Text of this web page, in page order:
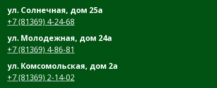
ул. Солнечная, дом 25а
+7 (81369) 4-24-68
ул. Молодежная, дом 24а
+7 (81369) 4-86-81
ул. Комсомольская, дом 2а
+7 (81369) 2-14-02